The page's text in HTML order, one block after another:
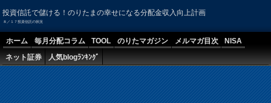
投資信託で儲ける！のりたまの幸せになる分配金収入向上計画
８／１７投資信託の状況
ホーム 毎月分配コラム TOOL のりたマガジン メルマガ目次
NISA
ネット証券
人気blogﾗﾝｷﾝｸﾞ